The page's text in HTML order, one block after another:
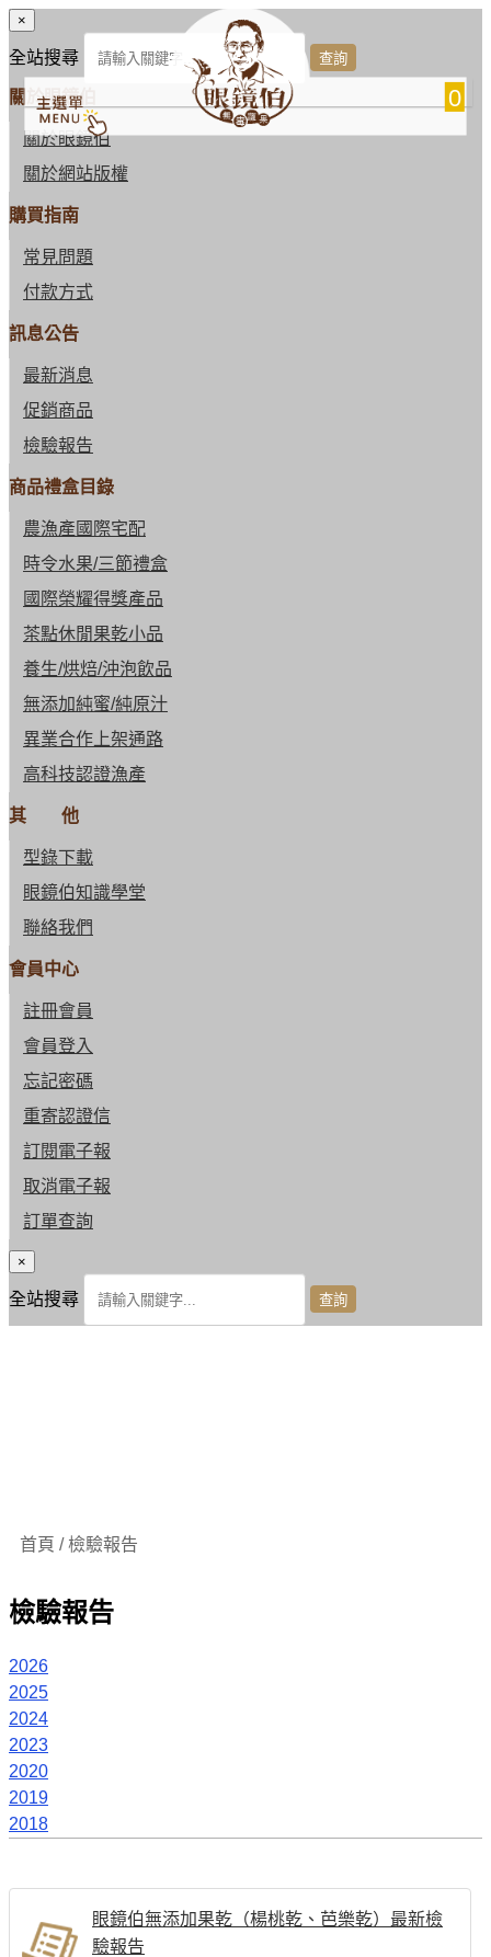
0
×
全站搜尋
關於眼鏡伯
關於眼鏡伯
關於網站版權
購買指南
常見問題
付款方式
訊息公告
最新消息
促銷商品
檢驗報告
商品禮盒目錄
農漁產國際宅配
時令水果/三節禮盒
國際榮耀得獎產品
茶點休閒果乾小品
養生/烘焙/沖泡飲品
無添加純蜜/純原汁
異業合作上架通路
高科技認證漁產
其 他
型錄下載
眼鏡伯知識學堂
聯絡我們
會員中心
註冊會員
會員登入
忘記密碼
重寄認證信
訂閱電子報
取消電子報
訂單查詢
×
全站搜尋
首頁 / 檢驗報告
檢驗報告
2026
2025
2024
2023
2020
2019
2018
眼鏡伯無添加果乾（楊桃乾、芭樂乾）最新檢
驗報告